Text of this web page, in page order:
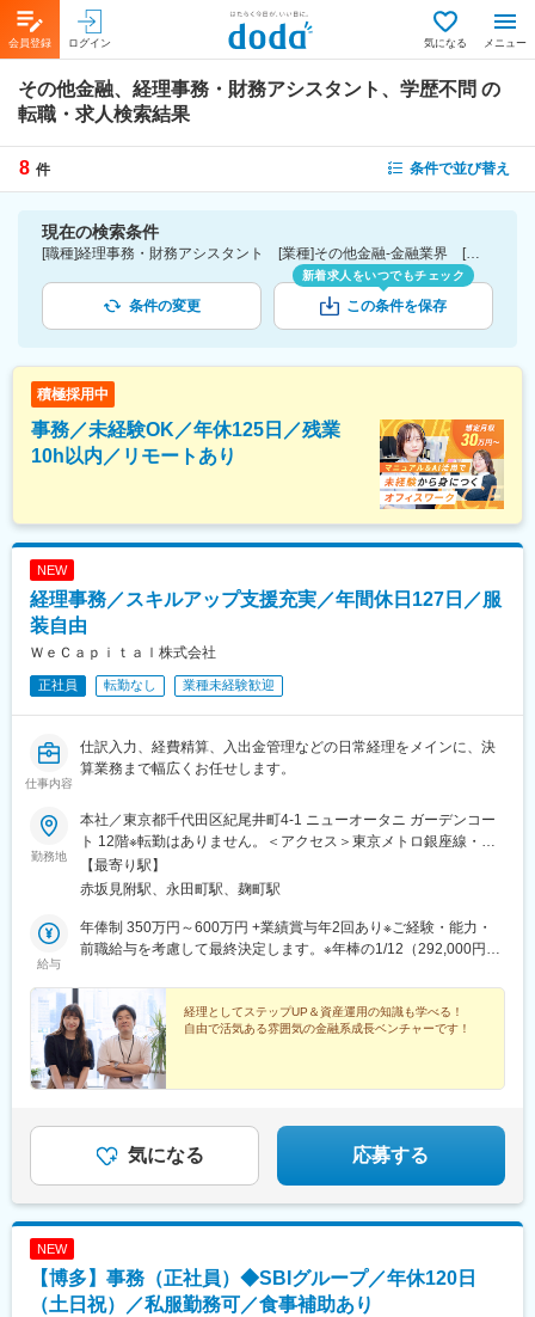
会員登録 ログイン 気になる メニュー
その他金融、経理事務・財務アシスタント、学歴不問 の
転職・求人検索結果
8 件 条件で並び替え
現在の検索条件
[職種]経理事務・財務アシスタント [業種]その他金融-金融業界 [こだわり条件ピックアップ]学歴不問 [詳細条件](募集・採用情報)学歴不問
条件の変更
新着求人をいつでもチェック
この条件を保存
積極採用中
事務／未経験OK／年休125日／残業
10h以内／リモートあり
NEW
経理事務／スキルアップ支援充実／年間休日127日／服
装自由
ＷｅＣａｐｉｔａｌ株式会社
正社員 転勤なし 業種未経験歓迎
仕事内容
仕訳入力、経費精算、入出金管理などの日常経理をメインに、決
算業務まで幅広くお任せします。
勤務地
本社／東京都千代田区紀尾井町4-1 ニューオータニ ガーデンコー
ト 12階※転勤はありません。＜アクセス＞東京メトロ銀座線・丸
の内線 赤坂見附駅より徒歩3分東京メトロ有楽町線・半蔵門線・
南北線 永田町駅より徒歩3分東京メトロ有楽町線 麹町駅より徒
会社の定める就業場所
【最寄り駅】
赤坂見附駅、永田町駅、麹町駅
給与
年俸制 350万円～600万円 +業績賞与年2回あり※ご経験・能力・
前職給与を考慮して最終決定します。※年棒の1/12（292,000円～
別途支給 ・固定残業手当45時間分（73,000円～124,000
円） ・固定深夜手当40時間分（13,000円～23,000円）
経理としてステップUP＆資産運用の知識も学べる！
自由で活気ある雰囲気の金融系成長ベンチャーです！
気になる 応募する
NEW
【博多】事務（正社員）◆SBIグループ／年休120日
（土日祝）／私服勤務可／食事補助あり